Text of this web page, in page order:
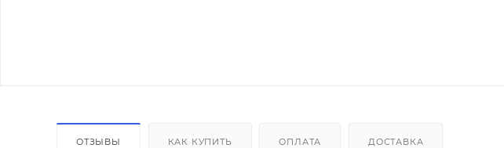
ОТЗЫВЫ КАК КУПИТЬ ОПЛАТА ДОСТАВКА